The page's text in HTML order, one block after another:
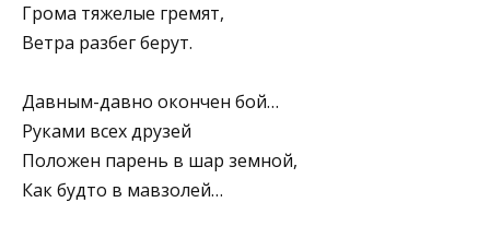
Грома тяжелые гремят,
Ветра разбег берут.
Давным-давно окончен бой…
Руками всех друзей
Положен парень в шар земной,
Как будто в мавзолей…